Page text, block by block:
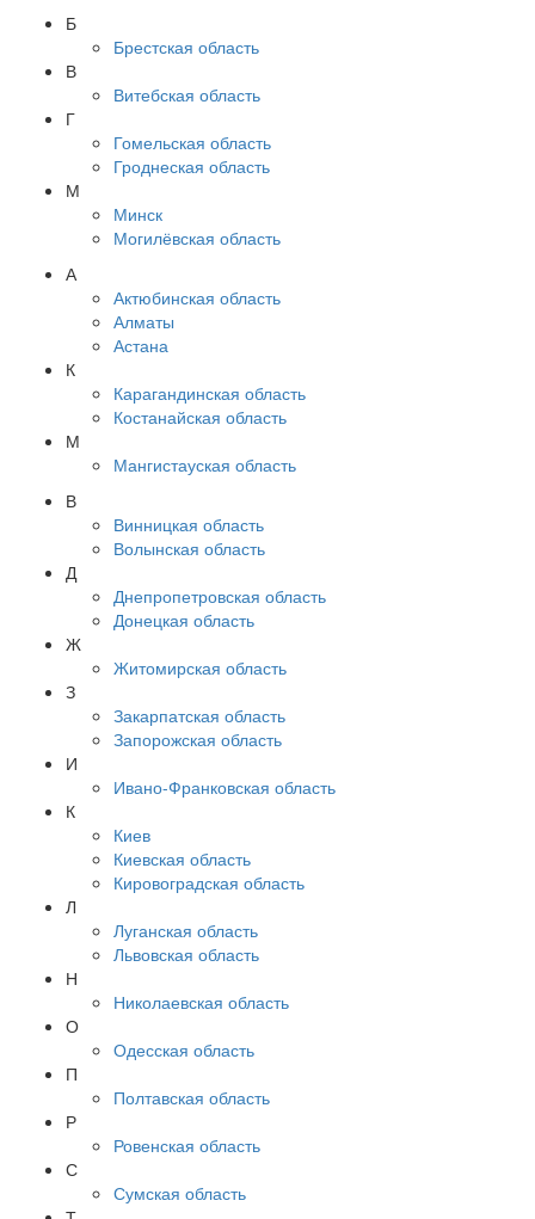
Б
Брестская область
В
Витебская область
Г
Гомельская область
Гроднеская область
М
Минск
Могилёвская область
А
Актюбинская область
Алматы
Астана
К
Карагандинская область
Костанайская область
М
Мангистауская область
В
Винницкая область
Волынская область
Д
Днепропетровская область
Донецкая область
Ж
Житомирская область
З
Закарпатская область
Запорожская область
И
Ивано-Франковская область
К
Киев
Киевская область
Кировоградская область
Л
Луганская область
Львовская область
Н
Николаевская область
О
Одесская область
П
Полтавская область
Р
Ровенская область
С
Сумская область